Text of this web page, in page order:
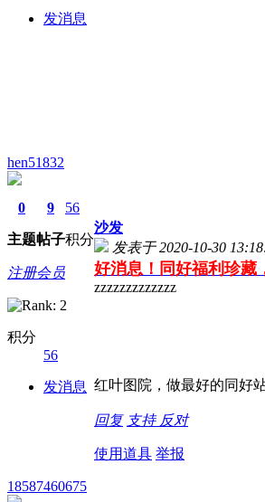
发消息
hen51832
0
主题
9
帖子
56
积分
注册会员
积分
56
发消息
沙发
发表于 2020-10-30
好消息！同好福利珍藏
zzzzzzzzzzzzz
红叶图院，做最好的同好
回复 支持 反对
使用道具 举报
18587460675